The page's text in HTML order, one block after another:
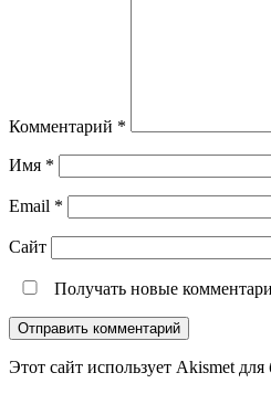
Комментарий *
Имя *
Email *
Сайт
Получать новые
Этот сайт использует Akismet